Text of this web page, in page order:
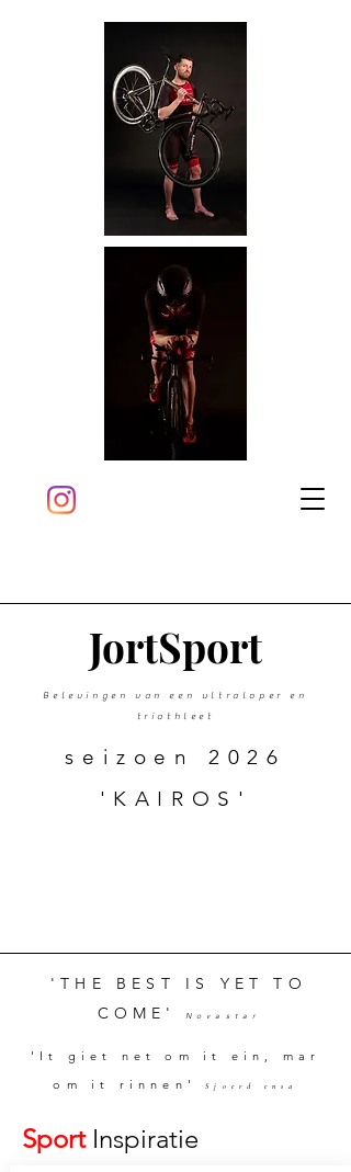
JortSport
seizoen 2026
'KAIROS'
Belevingen van een ultraloper en
triathleet
'THE BEST IS YET TO
COME'
Novastar
'It giet net om it ein, mar
om it rinnen'
Sjoerd ensa
SportInspiratie